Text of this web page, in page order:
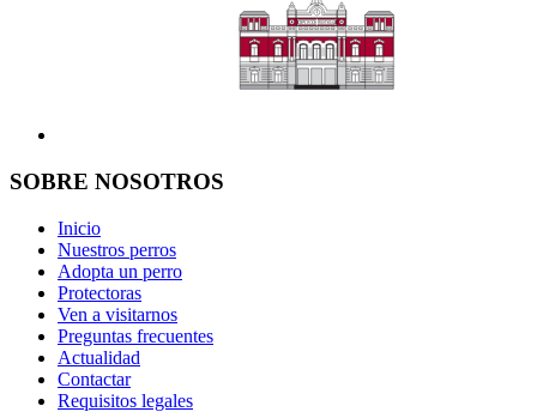
SOBRE NOSOTROS
Inicio
Nuestros perros
Adopta un perro
Protectoras
Ven a visitarnos
Preguntas frecuentes
Actualidad
Contactar
Requisitos legales